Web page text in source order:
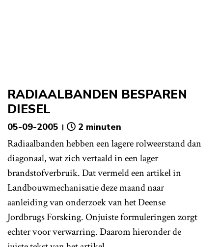
RADIAALBANDEN BESPAREN
DIESEL
05-09-2005 2 minuten
Radiaalbanden hebben een lagere rolweerstand dan
diagonaal, wat zich vertaald in een lager
brandstofverbruik. Dat vermeld een artikel in
Landbouwmechanisatie deze maand naar
aanleiding van onderzoek van het Deense
Jordbrugs Forsking. Onjuiste formuleringen zorgt
echter voor verwarring. Daarom hieronder de